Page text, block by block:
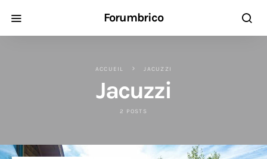
Forumbrico
ACCUEIL JACUZZI
Jacuzzi
2 POSTS